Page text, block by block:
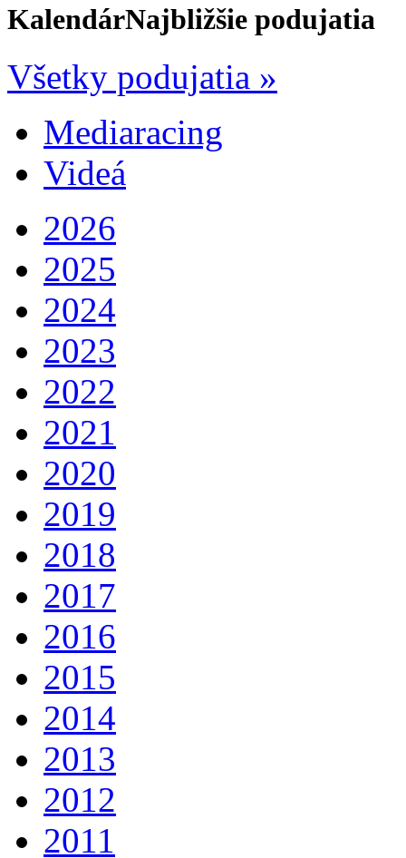
KalendárNajbližšie podujatia
Všetky podujatia »
Mediaracing
Videá
2026
2025
2024
2023
2022
2021
2020
2019
2018
2017
2016
2015
2014
2013
2012
2011